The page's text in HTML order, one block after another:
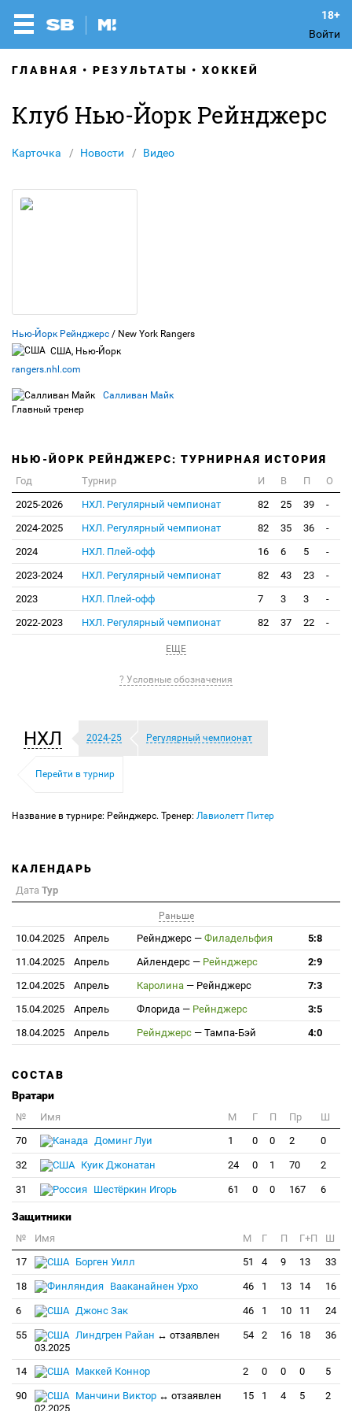
Войти
ГЛАВНАЯ РЕЗУЛЬТАТЫ ХОККЕЙ
Клуб Нью-Йорк Рейнджерс
Карточка Новости Видео
Нью-Йорк Рейнджерс / New York Rangers
США, Нью-Йорк
rangers.nhl.com
Салливан Майк
Главный тренер
НЬЮ-ЙОРК РЕЙНДЖЕРС: ТУРНИРНАЯ ИСТОРИЯ
Год Турнир И В П
О
2025-2026
НХЛ. Регулярный чемпионат 82 25 39
-
2024-2025
НХЛ. Регулярный чемпионат 82 35 36
-
2024
НХЛ. Плей-офф 16 6 5
-
2023-2024
НХЛ. Регулярный чемпионат 82 43 23
-
2023
НХЛ. Плей-офф 7 3 3
-
2022-2023
НХЛ. Регулярный чемпионат 82 37 22 -
ЕЩЕ
? Условные обозначения
НХЛ 2024-25 Регулярный чемпионат
Перейти в турнир
Название в турнире: Рейнджерс. Тренер: Лавиолетт Питер
КАЛЕНДАРЬ
Дата Тур
Раньше
10.04.2025 Апрель Рейнджерс — Филадельфия
5:8
11.04.2025
Апрель Айлендерс — Рейнджерс
2:9
12.04.2025
Апрель Каролина — Рейнджерс
7:3
15.04.2025
Апрель Флорида — Рейнджерс
3:5
18.04.2025
Апрель Рейнджерс — Тампа-Бэй 4:0
СОСТАВ
Вратари
№ Имя M Г П Пр
Ш
70
Доминг Луи 1 0 0 2 0
32 Куик Джонатан 24 0 1 70 2
31 Шестёркин Игорь 61 0 0 167 6
Защитники
№ Имя M Г П Г+П
Ш
17
Борген Уилл 51 4 9 13 33
18 Вааканайнен Урхо 46 1 13 14 16
6 Джонс Зак 46 1 10 11 24
55 Линдгрен Райан ↔ отзаявлен
03.2025
54 2 16 18 36
14 Маккей Коннор 2 0 0 0 5
90 Манчини Виктор ↔ отзаявлен
02.2025
15 1 4 5 2